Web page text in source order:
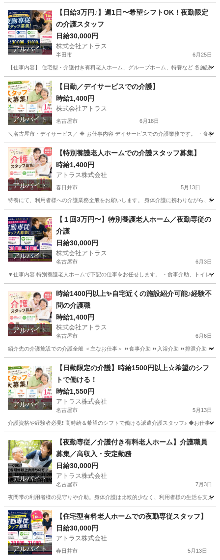
アルバイト
【日給3万円♪】週1日〜希望シフトOK！夜勤限定
の介護スタッフ
日給30,000円
株式会社アトラス
半田市 6月25日
【仕事内容】 住宅型・介護付き有料老人ホーム、グループホーム、特養など 各施設
愛知 半田市 介護士 スタッフ
アルバイト
【日勤／デイサービスでの介護】
時給1,400円
株式会社アトラス
名古屋市 6月18日
＼名古屋市・デイサービス／ 🔶 お仕事内容 デイサービスでの介護業務です。 ・食事
愛知 名古屋市 介護士 時給
アルバイト
【特別養護老人ホームでの介護スタッフ募集】
時給1,400円
アトラス株式会社
春日井市 5月13日
特養にて、利用者様への介護業務全般をお願いします。 身体介護に携わりながら、
介護 特別養護老人ホーム
アルバイト
【１回3万円〜】特別養護老人ホーム／夜勤専従の
介護
日給30,000円
株式会社アトラス
名古屋市 6月3日
▼仕事内容 特別養護老人ホームで下記の仕事をお任せします。 ・食事介助、トイレ
介護士 特別養護老人ホーム
アルバイト
時給1400円以上✨自宅近くの施設紹介可能♪経験不
問の介護職
時給1,400円
株式会社アトラス
名古屋市 6月6日
紹介先の介護施設での介護全般 ＜主なお仕事＞ ⏩食事介助 ⏩入浴介助 ⏩排泄介助
介護士
アルバイト
【日勤限定の介護】時給1500円以上☆希望のシフ
トで働ける！
時給1,550円
アトラス株式会社
名古屋市 5月13日
介護資格や経験者必見❗️ 高時給＆希望のシフトで働ける派遣介護スタッフ♪ ◆お仕事
介護士 時給
アルバイト
【夜勤専従／介護付き有料老人ホーム】介護職員
募集／高収入・安定勤務
日給30,000円
アトラス株式会社
名古屋市 7月3日
夜間帯の利用者様の見守りや介助。身体介護は比較的少なく、利用者様の生活を支え
愛知 名古屋市 介護 愛知 蒲郡市 介護 介助
アルバイト
【住宅型有料老人ホームでの夜勤専従スタッフ】
日給30,000円
アトラス株式会社
春日井市 5月13日